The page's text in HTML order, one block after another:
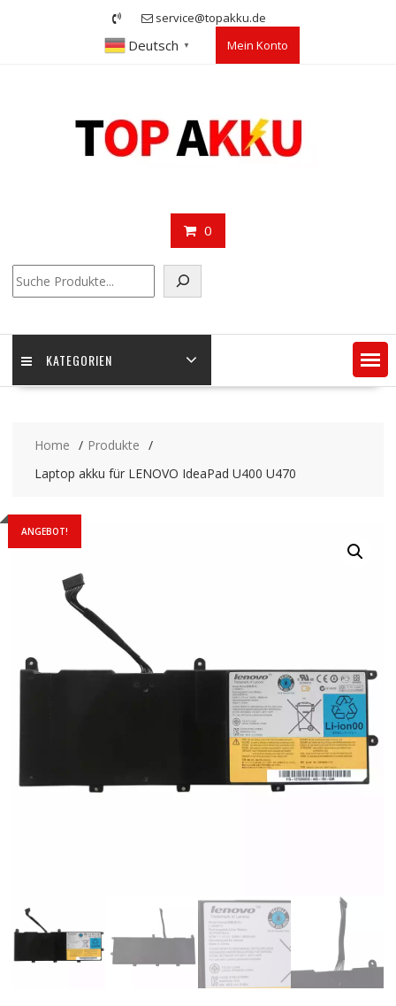
service@topakku.de
Deutsch ▼ Mein Konto
0
KATEGORIEN
Home
Produkte
Laptop akku für LENOVO IdeaPad U400 U470
ANGEBOT!